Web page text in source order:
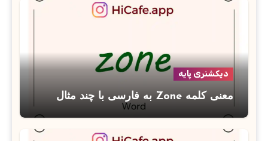
دیکشنری پایه
معنی کلمه Zone به فارسی با چند مثال